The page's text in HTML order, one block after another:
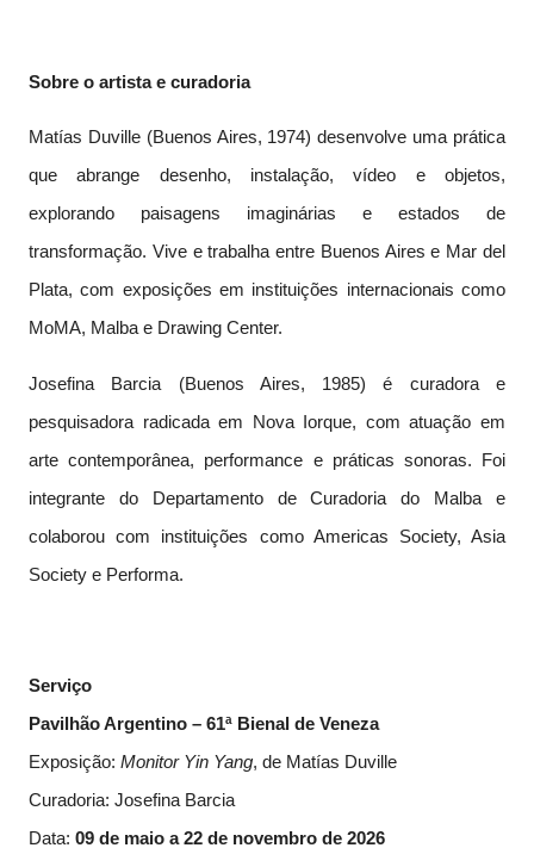
Sobre o artista e curadoria
Matías Duville (Buenos Aires, 1974) desenvolve uma prática
que abrange desenho, instalação, vídeo e objetos,
explorando paisagens imaginárias e estados de
transformação. Vive e trabalha entre Buenos Aires e Mar del
Plata, com exposições em instituições internacionais como
MoMA, Malba e Drawing Center.
Josefina Barcia (Buenos Aires, 1985) é curadora e
pesquisadora radicada em Nova Iorque, com atuação em
arte contemporânea, performance e práticas sonoras. Foi
integrante do Departamento de Curadoria do Malba e
colaborou com instituições como Americas Society, Asia
Society e Performa.
Serviço
Pavilhão Argentino – 61ª Bienal de Veneza
Exposição: Monitor Yin Yang, de Matías Duville
Curadoria: Josefina Barcia
Data: 09 de maio a 22 de novembro de 2026